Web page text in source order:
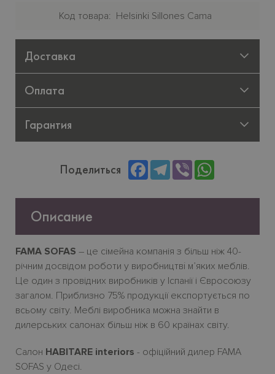
Код товара Helsinki Sillones Cama
Доставка
Оплата
Гарантия
Поделиться FacebookTelegram
Viber
Описание
FAMA SOFAS – це сімейна компанія з більш ніж 40-
річним досвідом роботи у виробництвi м’яких меблів.
Це один з провідних виробників у Іспанії і Євросоюзу
загалом. Приблизно 75% продукції експортується по
всьому світу. Меблі виробника можна знайти в
дилерських салонах більш ніж в 60 країнах світу.
Салон HABITARE interiors - офіційний дилер FAMA
SOFAS у Одесі.